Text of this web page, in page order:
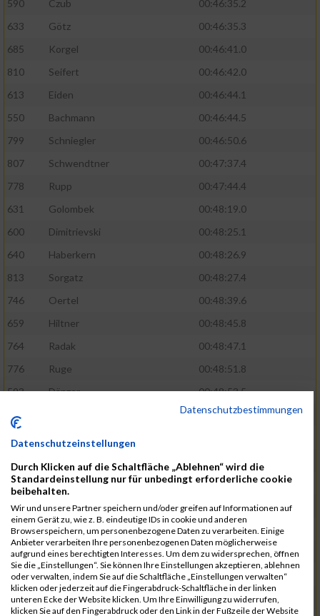
590
Czub
00:46:35.2
633
Götz
00:46:35.3
685
Korgel
00:46:41.0
810
Seifert
00:46:42.0
613
Eiden
00:46:44.1
550
Bachmann
00:46:44.5
799
Schniegler
00:46:50.6
807
Schwendtner
00:47:37.4
778
Rupp
00:47:44.4
631
Golombek
00:48:19.0
600
Dimitrievski
00:48:25.1
640
Haberkern
00:48:26.9
813
Sorgatz
00:48:27.4
746
Oertel
00:48:39.6
659
Hiltner
00:48:45.8
764
Radak
00:48:47.1
776
Ruge
00:48:51.8
593
Dänzer
00:48:53.5
772
00:48:57.2
802
Schrödel
00:49:41.7
808
Seeberger
00:49:56.1
760
Polster
00:49:56.6
647
Heidt
00:49:57.3
742
Niculaica
00:50:04.8
620
Feuchtenberger
00:50:08.3
703
Lipsz
00:50:08.8
Datenschutzbestimmungen
Datenschutzeinstellungen
Durch Klicken auf die Schaltfläche „Ablehnen“ wird die
Standardeinstellung nur für unbedingt erforderliche cookie
beibehalten.
Wir und unsere Partner speichern und/oder greifen auf Informationen auf
einem Gerät zu, wie z. B. eindeutige IDs in cookie und anderen
Browserspeichern, um personenbezogene Daten zu verarbeiten. Einige
Anbieter verarbeiten Ihre personenbezogenen Daten möglicherweise
aufgrund eines berechtigten Interesses. Um dem zu widersprechen, öffnen
Sie die „Einstellungen“. Sie können Ihre Einstellungen akzeptieren, ablehnen
oder verwalten, indem Sie auf die Schaltfläche „Einstellungen verwalten“
klicken oder jederzeit auf die Fingerabdruck-Schaltfläche in der linken
unteren Ecke der Website klicken. Um Ihre Einwilligung zu widerrufen,
klicken Sie auf den Fingerabdruck oder den Link in der Fußzeile der Website